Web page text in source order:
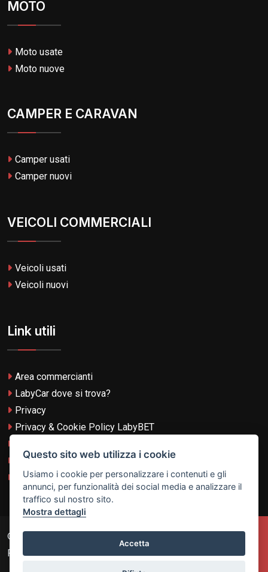
MOTO
Moto usate
Moto nuove
CAMPER E CARAVAN
Camper usati
Camper nuovi
VEICOLI COMMERCIALI
Veicoli usati
Veicoli nuovi
Link utili
Area commercianti
LabyCar dove si trova?
Privacy
Privacy & Cookie Policy LabyBET
Termini e Condizioni LabyBET
Login con TikTok
© 2026
Rights Reserved.
Questo sito web utilizza i cookie
Usiamo i cookie per personalizzare i contenuti e gli
annunci, per funzionalità dei social media e analizzare il
traffico sul nostro sito.
Mostra dettagli
Accetta